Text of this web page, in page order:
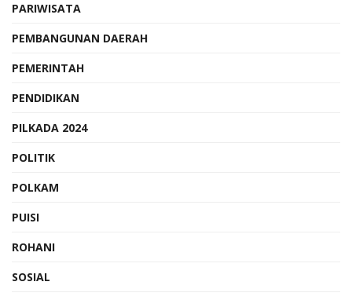
PARIWISATA
PEMBANGUNAN DAERAH
PEMERINTAH
PENDIDIKAN
PILKADA 2024
POLITIK
POLKAM
PUISI
ROHANI
SOSIAL